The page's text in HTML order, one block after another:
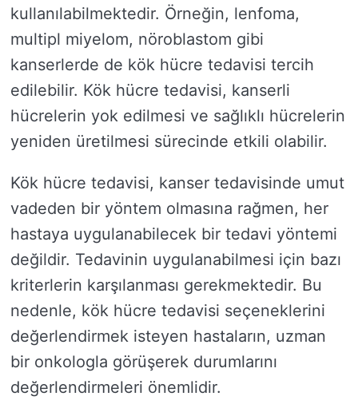
kullanılabilmektedir. Örneğin, lenfoma,
multipl miyelom, nöroblastom gibi
kanserlerde de kök hücre tedavisi tercih
edilebilir. Kök hücre tedavisi, kanserli
hücrelerin yok edilmesi ve sağlıklı hücrelerin
yeniden üretilmesi sürecinde etkili olabilir.
Kök hücre tedavisi, kanser tedavisinde umut
vadeden bir yöntem olmasına rağmen, her
hastaya uygulanabilecek bir tedavi yöntemi
değildir. Tedavinin uygulanabilmesi için bazı
kriterlerin karşılanması gerekmektedir. Bu
nedenle, kök hücre tedavisi seçeneklerini
değerlendirmek isteyen hastaların, uzman
bir onkologla görüşerek durumlarını
değerlendirmeleri önemlidir.